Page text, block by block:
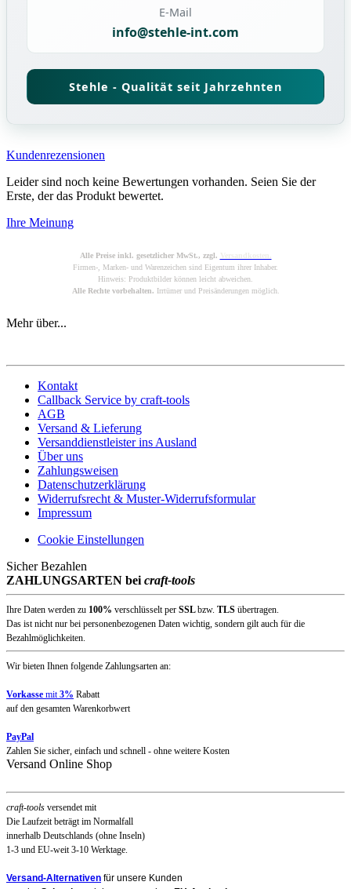
E-Mail
info@stehle-int.com
Stehle - Qualität seit Jahrzehnten
Kundenrezensionen
Leider sind noch keine Bewertungen vorhanden. Seien Sie der
Erste, der das Produkt bewertet.
Ihre Meinung
Alle Preise inkl. gesetzlicher MwSt., zzgl. Versandkosten.
Firmen-, Marken- und Warenzeichen sind Eigentum ihrer Inhaber.
Hinweis: Produktbilder können leicht abweichen.
Alle Rechte vorbehalten. Irrtümer und Preisänderungen möglich.
Mehr über...
Kontakt
Callback Service by craft-tools
AGB
Versand & Lieferung
Versanddienstleister ins Ausland
Über uns
Zahlungsweisen
Datenschutzerklärung
Widerrufsrecht & Muster-Widerrufsformular
Impressum
Cookie Einstellungen
Sicher Bezahlen
ZAHLUNGSARTEN bei craft-tools
Ihre Daten werden zu 100% verschlüsselt per SSLbzw. TLS übertragen.
Das ist nicht nur bei personenbezogenen Daten wichtig, sondern gilt auch für die
Bezahlmöglichkeiten.
Wir bieten Ihnen folgende Zahlungsarten an:
Vorkasse mit3% Rabatt
auf den gesamten Warenkorbwert
PayPal
Zahlen Sie sicher, einfach und schnell - ohne weitere Kosten
Versand Online Shop
craft-tools versendet mit
Die Laufzeit beträgt im Normalfall
innerhalb Deutschlands (ohne Inseln)
1-3 und EU-weit 3-10 Werktage.
Versand-Alternativen für unsere Kunden